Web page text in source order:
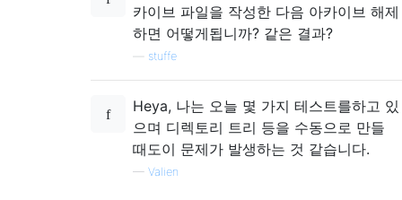
카이브 파일을 작성한 다음 아카이브 해제
하면 어떻게됩니까? 같은 결과?
stuffe
Heya, 나는 오늘 몇 가지 테스트를하고 있
으며 디렉토리 트리 등을 수동으로 만들
때도이 문제가 발생하는 것 같습니다.
— Valien